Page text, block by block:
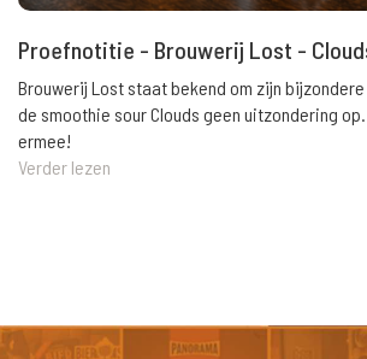
Proefnotitie - Brouwerij Lost -
Brouwerij Lost staat bekend om zijn
de smoothie sour Clouds geen uitzondering
ermee!
Verder lezen